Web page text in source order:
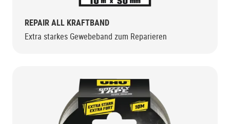
REPAIR ALL KRAFTBAND
Extra starkes Gewebeband zum Reparieren